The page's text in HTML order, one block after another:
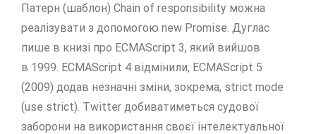
Патерн (шаблон) Chain of responsibility можна
реалізувати з допомогою new Promise. Дуглас
пише в книзі про ECMAScript 3, який вийшов
в 1999. ECMAScript 4 відмінили, ECMAScript 5
(2009) додав незначні зміни, зокрема, strict mode
(use strict). Twitter добиватиметься судової
заборони на використання своєї інтелектуальної